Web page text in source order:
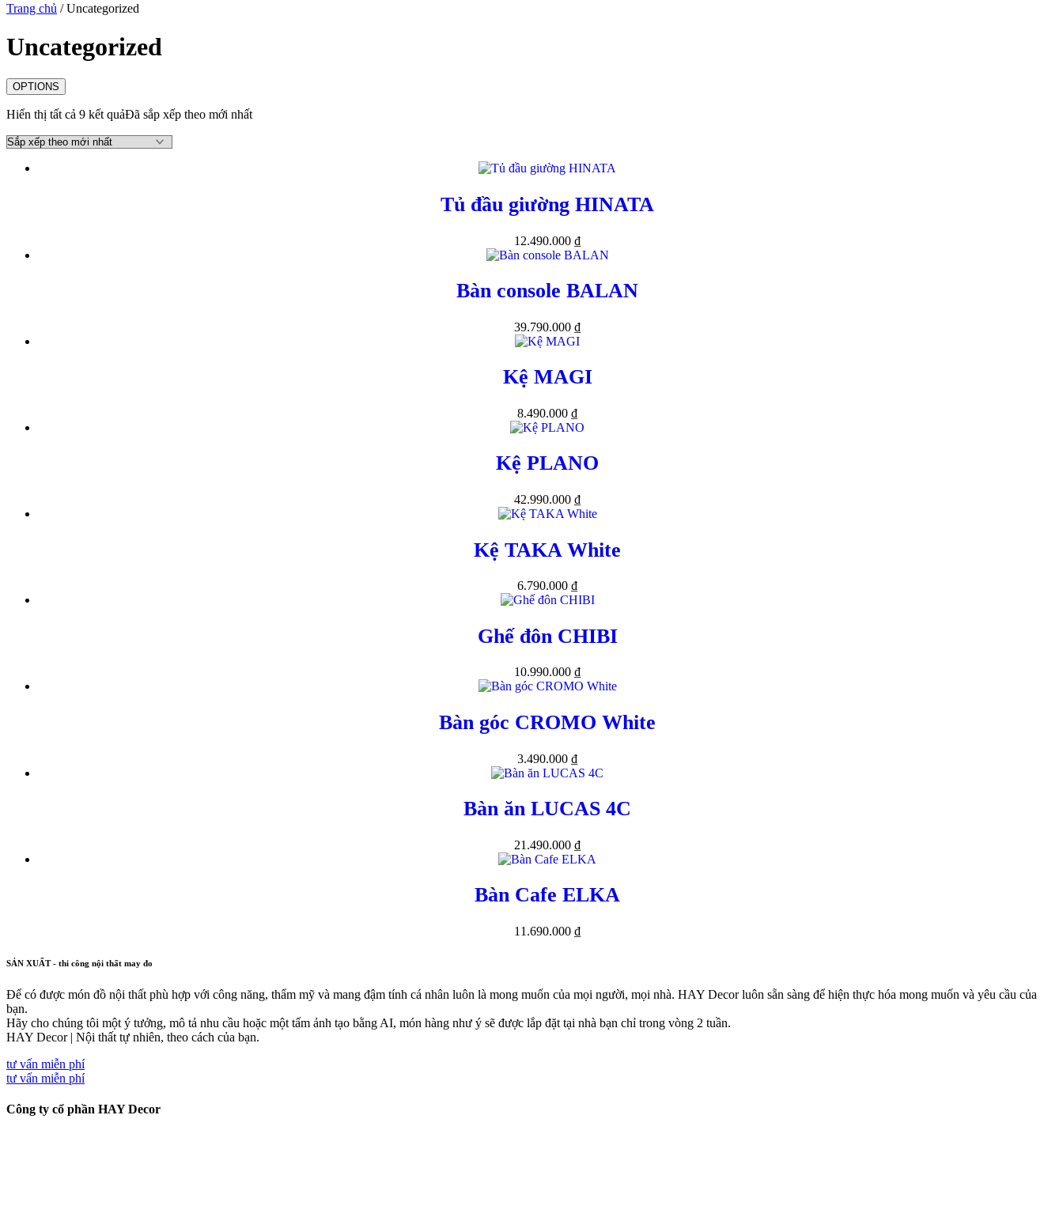
Trang chủ / Uncategorized
Uncategorized
OPTIONS
Hiển thị tất cả 9 kết quảĐã sắp xếp theo mới nhất
Tủ đầu giường HINATA
12.490.000 ₫
Bàn console BALAN
39.790.000 ₫
Kệ MAGI
8.490.000 ₫
Kệ PLANO
42.990.000 ₫
Kệ TAKA White
6.790.000 ₫
Ghế đôn CHIBI
10.990.000 ₫
Bàn góc CROMO White
3.490.000 ₫
Bàn ăn LUCAS 4C
21.490.000 ₫
Bàn Cafe ELKA
11.690.000 ₫
SẢN XUẤT - thi công nội thất may đo
Để có được món đồ nội thất phù hợp với công năng, thẩm mỹ và mang đậm tính cá nhân luôn là mong muốn của mọi người, mọi nhà. HAY Decor luôn sẵn sàng để hiện thực hóa mong muốn và yêu cầu của
bạn.
Hãy cho chúng tôi một ý tưởng, mô tả nhu cầu hoặc một tấm ảnh tạo bằng AI, món hàng như ý sẽ được lắp đặt tại nhà bạn chỉ trong vòng 2 tuần.
HAY Decor | Nội thất tự nhiên, theo cách của bạn.
tư vấn miễn phí
tư vấn miễn phí
Công ty cổ phần HAY Decor